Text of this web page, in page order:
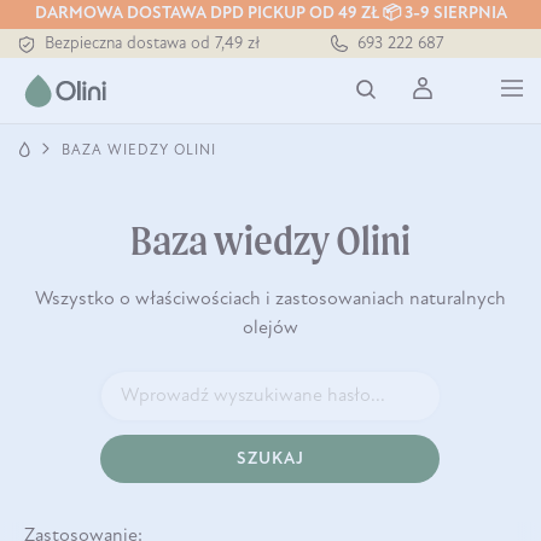
DARMOWA DOSTAWA DPD PICKUP OD 49 ZŁ 📦 3-9 SIERPNIA
Bezpieczna dostawa od 7,49 zł
Darmowa dostawa od 199 zł
Tłoczony zawsze na zimno
693 222 687
BAZA WIEDZY OLINI
Baza wiedzy Olini
Wszystko o właściwościach i zastosowaniach naturalnych
olejów
SZUKAJ
Zastosowanie: